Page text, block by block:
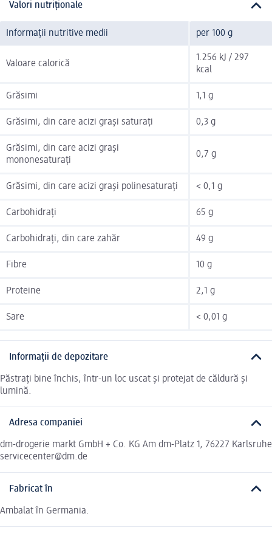
Valori nutriționale
Informații nutritive medii per 100 g
Valoare calorică
1.256 kJ / 297
kcal
Grăsimi 1,1 g
Grăsimi, din care acizi grași saturați 0,3 g
Grăsimi, din care acizi grași
mononesaturați
0,7 g
Grăsimi, din care acizi grași polinesaturați < 0,1 g
Carbohidrați 65 g
Carbohidrați, din care zahăr 49 g
Fibre 10 g
Proteine 2,1 g
Sare < 0,01 g
Informații de depozitare
Păstrați bine închis, într-un loc uscat și protejat de căldură și
lumină.
Adresa companiei
dm-drogerie markt GmbH + Co. KG Am dm-Platz 1, 76227 Karlsruhe
servicecenter@dm.de
Fabricat în
Ambalat în Germania.